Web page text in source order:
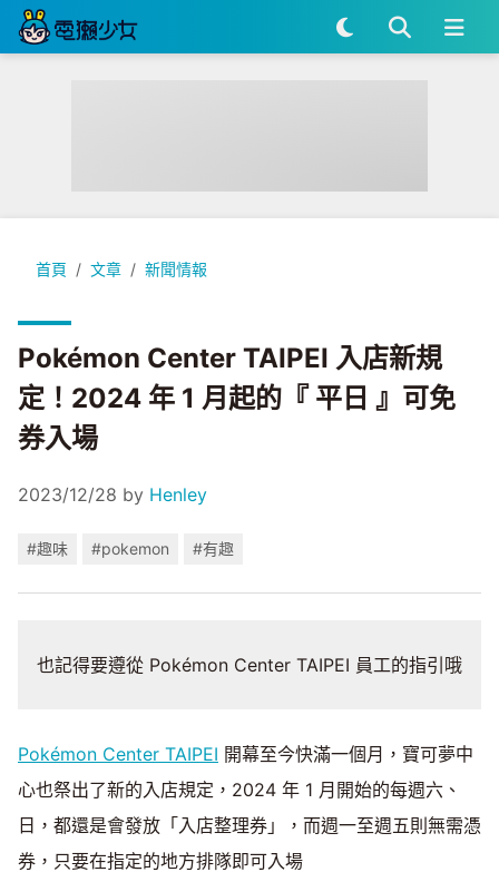
首頁 文章 新聞情報
Pokémon Center TAIPEI 入店新規定！2024 年 1 月起的『 平
Pokémon Center TAIPEI 入店新規
定！2024 年 1 月起的『 平日 』可免
券入場
2023/12/28 by Henley
#趣味 #pokemon #有趣
也記得要遵從 Pokémon Center TAIPEI 員工的指引哦
Pokémon Center TAIPEI 開幕至今快滿一個月，寶可夢中
心也祭出了新的入店規定，2024 年 1 月開始的每週六、
日，都還是會發放「入店整理券」，而週一至週五則無需憑
券，只要在指定的地方排隊即可入場